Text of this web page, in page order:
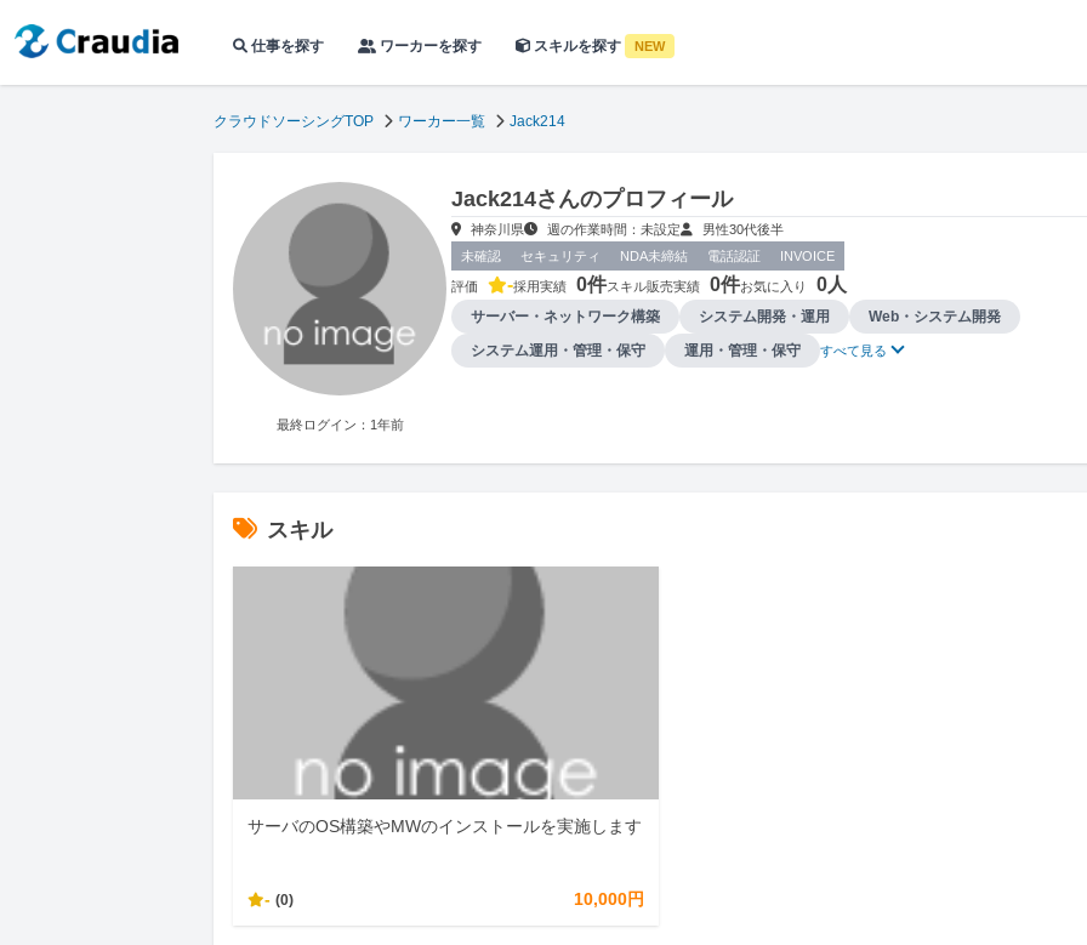
仕事を探す ワーカーを探す スキルを探す NEW
クラウドソーシングTOP ワーカー一覧 Jack214
最終ログイン：1年前
Jack214さんのプロフィール
神奈川県 週の作業時間：未設定 男性30代後半
未確認
セキュリティ NDA未締結 電話認証 INVOICE
評価 -採用実績 0件スキル販売実績 0件お気に入り 0人
サーバー・ネットワーク構築 システム開発・運用
Web・システム開発
システム運用・管理・保守
運用・管理・保守 すべて見る
スキル
サーバのOS構築やMWのインストールを実施します
- (0) 10,000円